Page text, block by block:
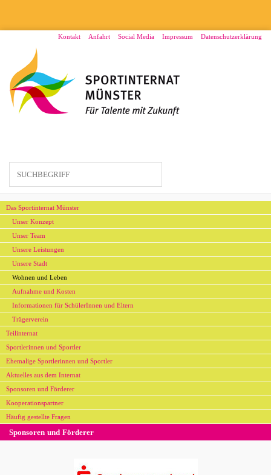
Menü2
Kontakt Anfahrt Social Media Impressum Datenschutzerklärung
Hauptmenü
Das Sportinternat Münster
Unser Konzept
Unser Team
Unsere Leistungen
Unsere Stadt
Wohnen und Leben
Aufnahme und Kosten
Informationen für SchülerInnen und Eltern
Trägerverein
Teilinternat
Sportlerinnen und Sportler
Ehemalige Sportlerinnen und Sportler
Aktuelles aus dem Internat
Sponsoren und Förderer
Kooperationspartner
Häufig gestellte Fragen
Sponsoren und Förderer